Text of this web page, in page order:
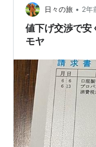
日々の旅 • 2年
値下げ交渉で安
モヤ